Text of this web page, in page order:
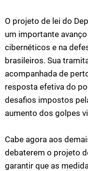
O projeto de lei do
um importante
cibernéticos e na
brasileiros. Sua
acompanhada de
resposta efetiva do
desafios impostos
aumento dos golpes
Cabe agora aos
debaterem o projeto
garantir que as